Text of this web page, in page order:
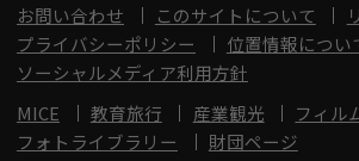
お問い合わせ
このサイトについて
プライバシーポリシー
位置情報につい
ソーシャルメディア利用方針
MICE
教育旅行 産業観光
フィル
フォトライブラリー
財団ページ